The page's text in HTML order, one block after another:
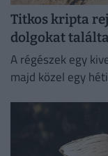
Titkos kripta
dolgokat
A régészek egy
majd közel egy